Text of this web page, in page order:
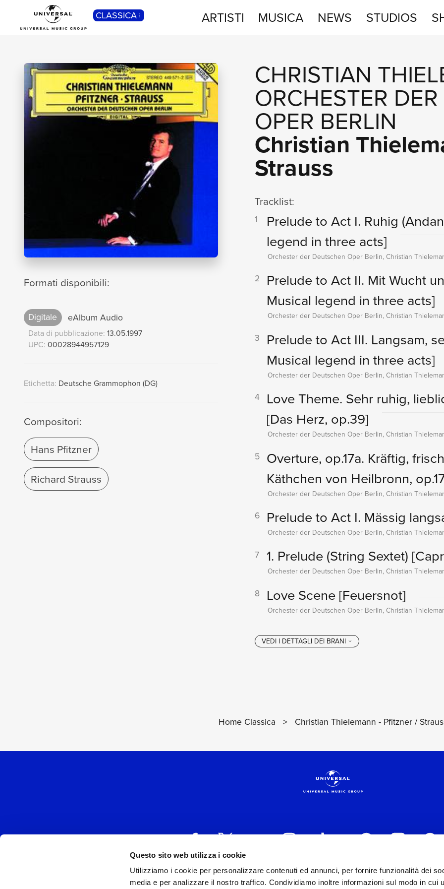
Questo sito web utilizza i cookie
Utilizziamo i cookie per personalizzare contenuti ed annunci, per fornire funzionalità dei
media e per analizzare il nostro traffico. Condividiamo inoltre informazioni sul modo in cui
CLASSICA ARTISTI MUSICA NEWS STUDIOS
Formati disponibili:
Digitale eAlbum Audio
Data di pubblicazione: 13.05.1997
UPC: 00028944957129
Etichetta: Deutsche Grammophon (DG)
Compositori:
Hans Pfitzner
Richard Strauss
CHRISTIAN
ORCHESTER
OPER BERLIN
Christian
Strauss
Tracklist:
1 Prelude to Act I. Ruhig
legend in three acts]
Orchester der Deutschen Oper Berlin, Christian
2 Prelude to Act II. Mit Wucht
Musical legend in three acts]
Orchester der Deutschen Oper Berlin, Christian
3 Prelude to Act III. Langsam,
Musical legend in three acts]
Orchester der Deutschen Oper Berlin, Christian
4
Love Theme. Sehr ruhig,
[Das Herz, op.39]
Orchester der Deutschen Oper Berlin, Christian
5 Overture, op.17a. Kräftig,
Käthchen von Heilbronn,
Orchester der Deutschen Oper Berlin, Christian
6 Prelude to Act I. Mässig
Orchester der Deutschen Oper Berlin, Christian
7 1. Prelude (String Sextet)
Orchester der Deutschen Oper Berlin, Christian
8 Love Scene[Feuersnot]
Orchester der Deutschen Oper Berlin, Christian
Home Classica > Christian Thielemann - Pfitzner /
UNIVERSAL MUSIC ITALIA s.r.l. (Società con unico socio) | Via Nervesa,
POP
SHOP